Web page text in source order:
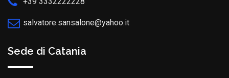
salvatore.sansalone@yahoo.it
Sede di Catania